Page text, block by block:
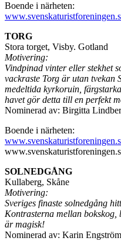
Boende i närheten:
TORG
Stora torget, Visby. Gotland
Motivering:
Vindpinad vinter eller stekhet
vackraste Torg är utan tvekan
medeltida kyrkoruin,
havet gör detta till en perfekt
Nominerad av: Birgitta
Boende i närheten:
SOLNEDGÅNG
Kullaberg, Skåne
Motivering:
Sveriges finaste solnedgång
Kontrasterna mellan
är magisk!
Nominerad av: Karin Engström